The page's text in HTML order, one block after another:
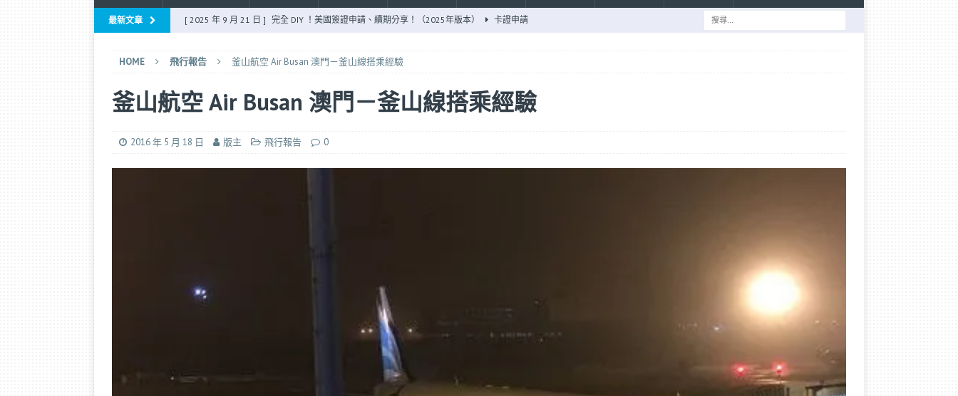
最新文章 [ 2025 年 9 月 14 日 ] 香港快運退款申請（2025年更新） 旅行101系列
[ 2026 年 7 月 15 日 ] 不擠地鐵！廣州南站到白雲機場的城軌
[ 2026 年 6 月 28 日 ] 長榮選位小技巧！經濟票坐豪華經濟座位！（2026版） 旅行101系列
完全 DIY ！美國簽證申請、續期分享！（2025年版本） 卡證申請
HOME 飛行報告 釜山航空 Air Busan 澳門－釜山線搭乘經驗
釜山航空 Air Busan 澳門－釜山線搭乘經驗
2016 年 5 月 18 日 版主 飛行報告 0